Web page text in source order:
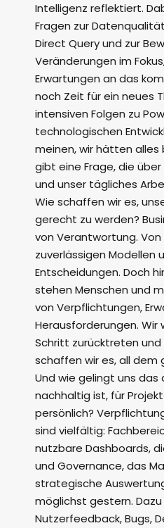
Intelligenz reflektiert.
Fragen zur
Direct Query und zur
Veränderungen im
Erwartungen an das
noch Zeit für ein neues
intensiven Folgen zu
technologischen
meinen, wir hätten alles
gibt eine Frage, die
und unser tägliches
Wie schaffen wir es,
gerecht zu werden?
von Verantwortung.
zuverlässigen Modellen
Entscheidungen. Doch
stehen Menschen und
von Verpflichtungen,
Herausforderungen. Wir
Schritt zurücktreten und
schaffen wir es, all dem
Und wie gelingt uns das
nachhaltig ist, für
persönlich?
sind vielfältig:
nutzbare Dashboards,
und Governance, das
strategische
möglichst gestern.
Nutzerfeedback, Bugs,